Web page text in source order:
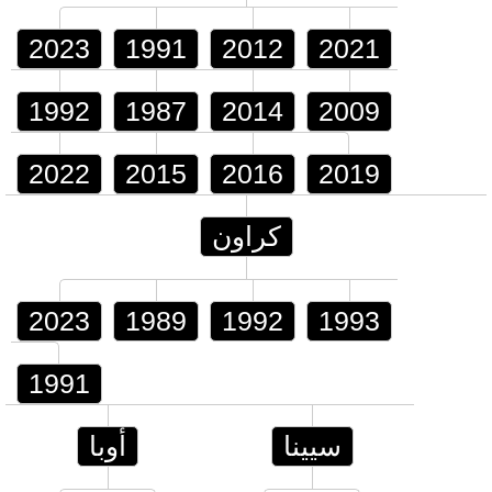
2023 1991 2012 2021
1992 1987 2014 2009
2022 2015 2016 2019
كراون
2023 1989 1992 1993
1991
أوبا سيينا